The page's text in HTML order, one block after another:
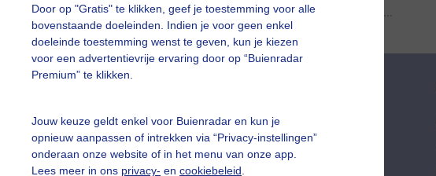
Door op "Gratis" te klikken, geef je toestemming voor alle
bovenstaande doeleinden. Indien je voor geen enkel
doeleinde toestemming wenst te geven, kun je kiezen
voor een advertentievrije ervaring door op “Buienradar
Premium” te klikken.
Jouw keuze geldt enkel voor Buienradar en kun je
opnieuw aanpassen of intrekken via “Privacy-instellingen”
onderaan onze website of in het menu van onze app.
Lees meer in ons privacy- en cookiebeleid
Een moment geduld aub...
vragen
De Bilt